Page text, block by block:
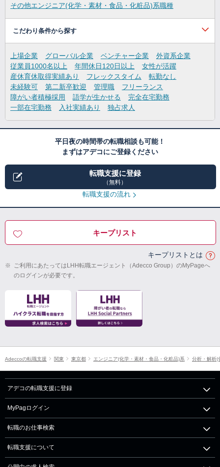
その他エンジニア(化学・素材・食品・化粧品)系職種
こだわり条件から探す
上場企業 グローバル企業 ベンチャー企業
外資系企業
従業員1000名以上
年間休日120日以上
女性が活躍
産休育休取得実績あり
フレックスタイム
転勤なし
未経験可
第二新卒歓迎 管理職
フリーランス
障がい者積極採用
語学が生かせる
完全在宅勤務
一部在宅勤務
入社実績あり 独占求人
平日夜の時間帯の転職相談も可能！
まずはアデコにご登録ください
転職支援に登録
（無料）
転職支援の流れ
キープリスト
キープリストとは
※ ご利用にあたってはLHH転職エージェント（Adecco Group）のMyPageへ
のログインが必要です。
Adeccoの転職支援 関東 東京都 エンジニア(化学・素材・食品・化粧品)系 分析・解析(
アデコの転職支援に登録
MyPagログイン
転職のお仕事検索
転職支援について